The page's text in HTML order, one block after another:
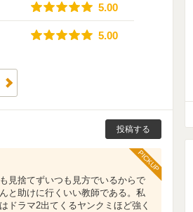
5.00
5.00
5.00
5.00
投稿する
見捨てずいつも見方でいるからで
と助けに行くいい教師である。私
ドラマ2出てくるヤンクミほど強く
PICKUP